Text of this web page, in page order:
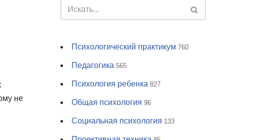
не
Психологический практикум 760
Педагогика 565
Психология ребенка 827
Общая психология 96
Социальная психология 133